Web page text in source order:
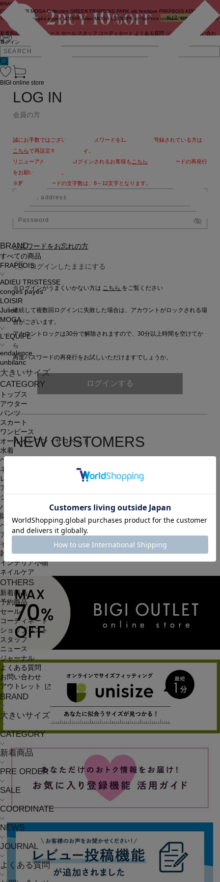
ログイン
BRAND
COUTURIER MOGA Collection GREEN FRAPBOIS PARK wb feerique FRAPBOIS ADIEU
TRISTESSE
congés payés LOISIR Julier MOGA L'EQUIPE endalence unbilanc BIGI online store
新着商品 ニュース セール スタッフ コーディネート よくある質問 ジャーナル
お問い合わ
せ
BRAND
すべての商品
FRAPBOIS
ADIEU TRISTESSE
congés payés
LOISIR
Julier
MOGA
L'EQUIPE
endalence
unbilanc
大きいサイズ
CATEGORY
トップス
アウター
パンツ
スカート
ワンピース
オールインワン・サロペット
水着
ヘッドウェア
ネックウェア
レッグウェア
アンダーウェア
シューズ
バッグ
財布
ベルト
アクセサリ
その他
雑貨小物
インテリア小物
ネイルケア
OTHERS
新着商品
予約商品
セール
コーディネート
ショップリスト
スタッフ
ニュース
ジャーナル
よくある質問
お問い合わせ
アウトレット
BRAND
大きいサイズ
CATEGORY
新着商品
PRE ORDER
SALE
COORDINATE
NEWS
JOURNAL
よくある質問
BIGI online store
LOG IN
会員の方
誠にお手数ではございますが、パスワードを13文字以上で登録されている方は
こちらで再設定をお願いします。
リニューアル後、初めてログインされるお客様も こちら
よりパスワードの再発行
をお願いいたします。
※新しいパスワードの文字数は、8～12文字となります。
パスワードをお忘れの方
ログインしたままにする
※ログインがうまくいかない方は こちら をご覧ください
連続して複数回ログインに失敗した場合は、アカウントがロックされる場
合がございます。
アカウントロックは30分で解除されますので、30分以上時間を空けてか
ら
再度パスワードの再発行をお試しいただけますでしょうか。
ログインする
NEW CUSTOMERS
会員限定のお得な最新情報もございます。
会員登録する